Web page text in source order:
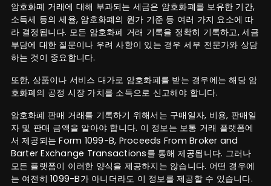
암호화폐 거래에 대해 부과되는 세금은 암호화폐를 보유한 기간,
소득세 등의 세율, 암호화폐의 원가 기준 등 여러 가지 요소에 따
라 결정됩니다. 모든 암호화폐 거래 기록을 정확히 기록하고, 세금
부담에 대한 질문이나 우려 사항이 있는 경우 세무 전문가와 상담
하는 것이 중요합니다.
또한, 상품이나 서비스 대가로 암호화폐를 받는 경우에는 해당 암
호화폐의 공정 시장 가치를 소득으로 신고해야 합니다.
암호화폐 판매 거래를 기록하기 위해서는 구매일자, 비용, 판매일
자 및 판매 금액을 알아야 합니다. 이 정보는 보통 거래 플랫폼에
서 제공되는 Form 1099-B, Proceeds From Broker and
Barter Exchange Transactions를 통해 제공됩니다. 그러나
모든 플랫폼이 이러한 양식을 제공하지는 않습니다. 어떤 경우에
는 여전히 1099-B가 아니더라도 이 정보를 제공할 수 있습니다.